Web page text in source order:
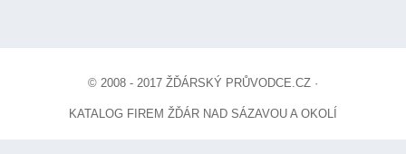
© 2008 - 2017 ŽĎÁRSKÝ PRŮVODCE.CZ ·
KATALOG FIREM ŽĎÁR NAD SÁZAVOU A OKOLÍ